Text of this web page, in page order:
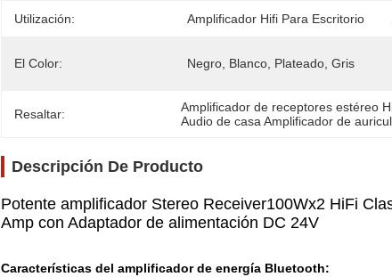
Utilización: Amplificador Hifi Para Escritorio
El Color: Negro, Blanco, Plateado, Gris
Resaltar: Amplificador de receptores estéreo
Audio de casa Amplificador de
Descripción De Producto
Potente amplificador Stereo Receiver100Wx2 HiFi
Amp con Adaptador de alimentación DC 24V
Características del amplificador de energía Bluetooth: